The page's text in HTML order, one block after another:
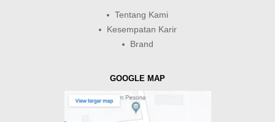
Tentang Kami
Kesempatan Karir
Brand
GOOGLE MAP